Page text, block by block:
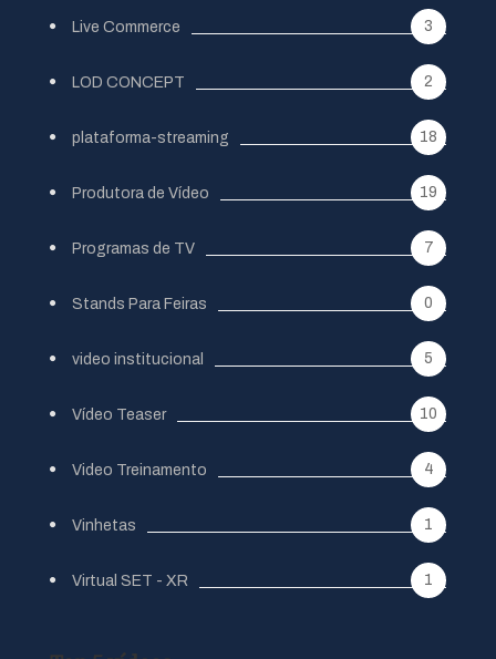
Live Commerce 3
LOD CONCEPT 2
plataforma-streaming 18
Produtora de Vídeo 19
Programas de TV 7
Stands Para Feiras 0
video institucional 5
Vídeo Teaser 10
Video Treinamento 4
Vinhetas 1
Virtual SET - XR 1